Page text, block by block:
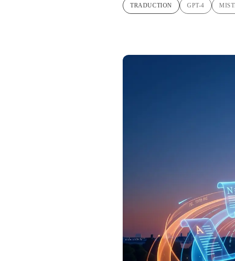
TRADUCTION GPT-4